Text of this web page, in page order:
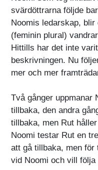
svärdöttrarna följde
Noomis ledarskap,
(feminin plural)
Hittills har det inte
beskrivningen. Nu
mer och mer
Två gånger uppmanar
tillbaka, den andra
tillbaka, men Rut
Noomi testar Rut en
att gå tillbaka, men för
vid Noomi och vill följa